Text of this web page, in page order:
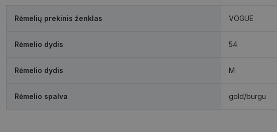
Rėmelių prekinis ženklas VOGUE
Rėmelio dydis 54
Rėmelio dydis M
Rėmelio spalva gold/burgu